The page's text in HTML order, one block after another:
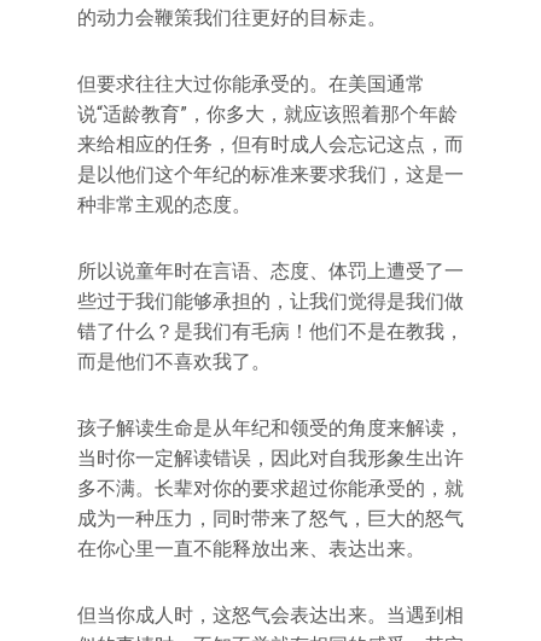
的动力会鞭策我们往更好的目标走。
但要求往往大过你能承受的。在美国通常
说“适龄教育”，你多大，就应该照着那个年龄
来给相应的任务，但有时成人会忘记这点，而
是以他们这个年纪的标准来要求我们，这是一
种非常主观的态度。
所以说童年时在言语、态度、体罚上遭受了一
些过于我们能够承担的，让我们觉得是我们做
错了什么？是我们有毛病！他们不是在教我，
而是他们不喜欢我了。
孩子解读生命是从年纪和领受的角度来解读，
当时你一定解读错误，因此对自我形象生出许
多不满。长辈对你的要求超过你能承受的，就
成为一种压力，同时带来了怒气，巨大的怒气
在你心里一直不能释放出来、表达出来。
但当你成人时，这怒气会表达出来。当遇到相